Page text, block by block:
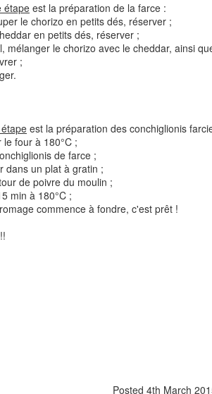
étapeest la préparation de la farce :
le chorizo en petits dés, réserver ;
en petits dés, réserver ;
mélanger le chorizo avec le cheddar, ainsi
;
est la préparation des conchiglionis
four à 180°C ;
de farce ;
dans un plat à gratin ;
de poivre du moulin ;
min à 180°C ;
commence à fondre, c'est prêt !
Posted 4th March
aux amandes Quiche aux 3 fromages
et Bolognaise de lentilles et